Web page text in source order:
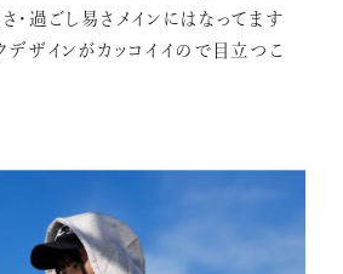
・過ごし易さメインにはなってます
デザインがカッコイイので目立つこ